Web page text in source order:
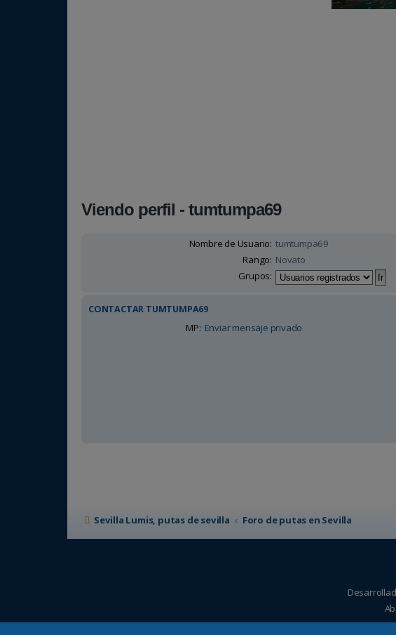
Viendo perfil - tumtumpa69
Nombre de Usuario: tumtumpa69
Rango: Novato
Grupos:
CONTACTAR TUMTUMPA69
MP: Enviar mensaje privado
Sevilla Lumis, putas de sevilla Foro de putas en Sevilla